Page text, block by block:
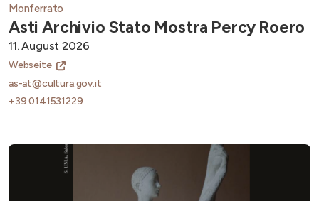
Monferrato
Asti Archivio Stato Mostra Percy Roero
11. August 2026
Webseite
as-at@cultura.gov.it
+39 0141531229